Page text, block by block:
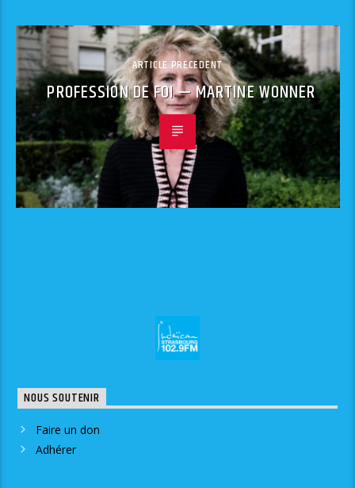
ARTICLE PRÉCÉDENT
PROFESSION DE FOI — MARTINE WONNER
NOUS SOUTENIR
Faire un don
Adhérer